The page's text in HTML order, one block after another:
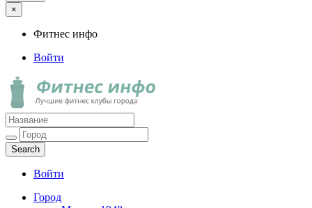
×
Фитнес инфо
Войти
Фитнес инфо
Лучшие фитнес клубы города
Войти
Город